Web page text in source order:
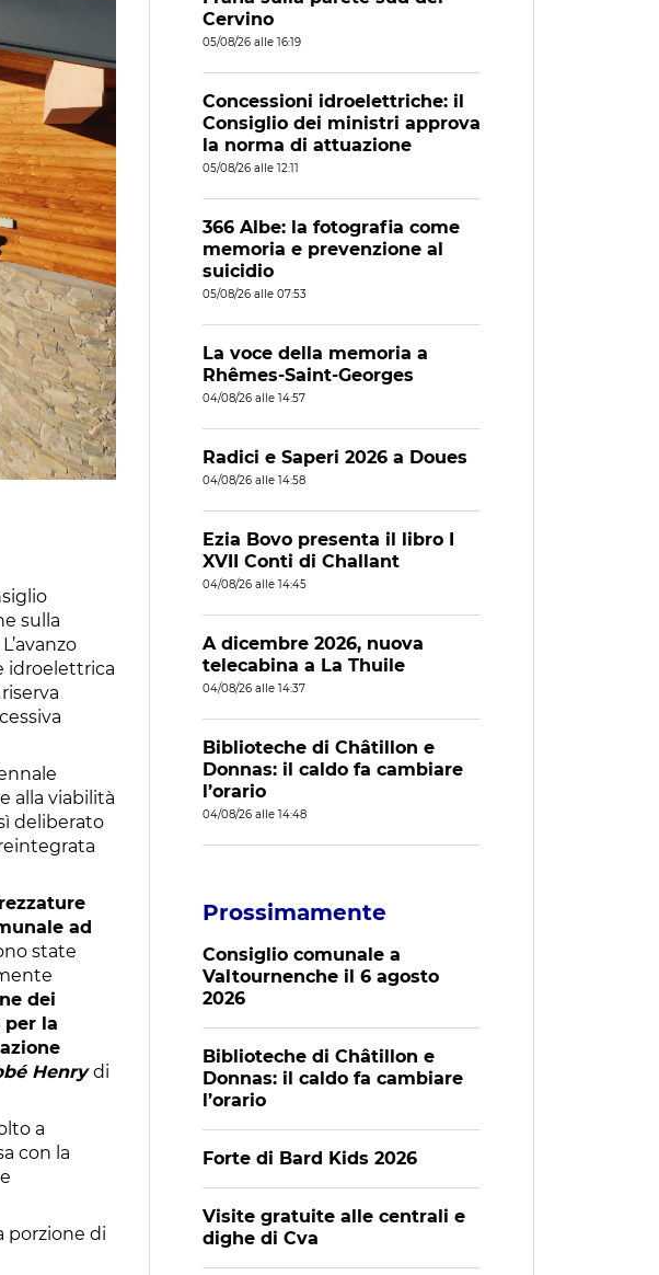
sulla
idroelettrica
alla viabilità
deliberato
ad
state
dei
per la
Henrydi
a
con la
porzione di
Cervino
05/08/26 alle 16:19
Concessioni idroelettriche: il
Consiglio dei ministri approva
la norma di attuazione
05/08/26 alle 12:11
366 Albe: la fotografia come
memoria e prevenzione al
suicidio
05/08/26 alle 07:53
La voce della memoria a
Rhêmes-Saint-Georges
04/08/26 alle 14:57
Radici e Saperi 2026 a Doues
04/08/26 alle 14:58
Ezia Bovo presenta il libro I
XVII Conti di Challant
04/08/26 alle 14:45
A dicembre 2026, nuova
telecabina a La Thuile
04/08/26 alle 14:37
Biblioteche di Châtillon e
Donnas: il caldo fa cambiare
l’orario
04/08/26 alle 14:48
Prossimamente
Consiglio comunale a
Valtournenche il 6 agosto
2026
Biblioteche di Châtillon e
Donnas: il caldo fa cambiare
l’orario
Forte di Bard Kids 2026
Visite gratuite alle centrali e
dighe di Cva